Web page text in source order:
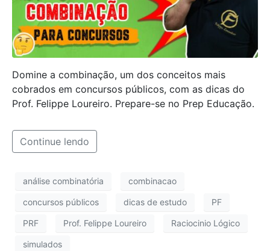
Domine a combinação, um dos conceitos mais
cobrados em concursos públicos, com as dicas do
Prof. Felippe Loureiro. Prepare-se no Prep Educação.
Continue lendo
análise combinatória combinacao
concursos públicos dicas de estudo PF
PRF Prof. Felippe Loureiro Raciocinio Lógico
simulados